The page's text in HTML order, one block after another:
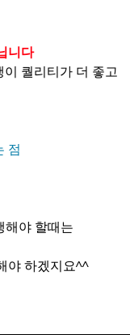
니다
퀄리티가 더 좋고
점
해야 할때는
야 하겠지요^^